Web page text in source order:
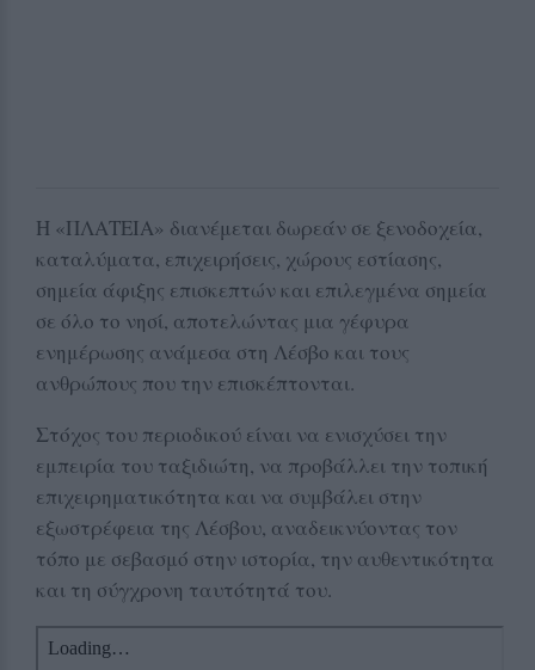
Η «ΠΛΑΤΕΙΑ» διανέμεται δωρεάν σε ξενοδοχεία,
καταλύματα, επιχειρήσεις, χώρους εστίασης,
σημεία άφιξης επισκεπτών και επιλεγμένα σημεία
σε όλο το νησί, αποτελώντας μια γέφυρα
ενημέρωσης ανάμεσα στη Λέσβο και τους
ανθρώπους που την επισκέπτονται.
Στόχος του περιοδικού είναι να ενισχύσει την
εμπειρία του ταξιδιώτη, να προβάλλει την τοπική
επιχειρηματικότητα και να συμβάλει στην
εξωστρέφεια της Λέσβου, αναδεικνύοντας τον
τόπο με σεβασμό στην ιστορία, την αυθεντικότητα
και τη σύγχρονη ταυτότητά του.